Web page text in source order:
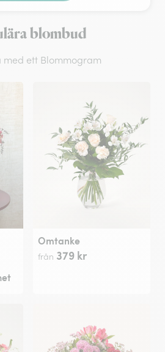
blombud
med ett Blommogram
Omtanke
från 379 kr